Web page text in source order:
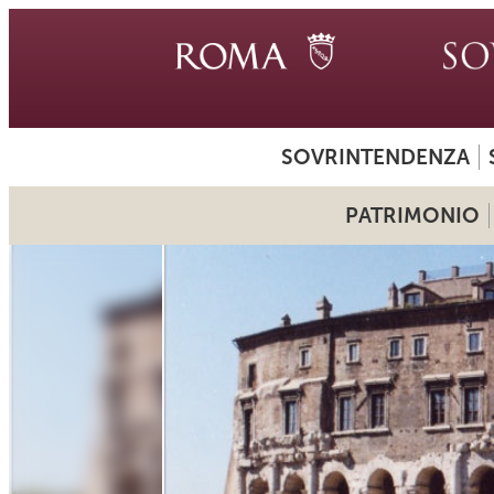
SOVRINTENDENZA
PATRIMONIO